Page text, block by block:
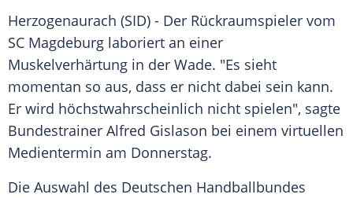
Herzogenaurach (SID) - Der Rückraumspieler vom
SC Magdeburg laboriert an einer
Muskelverhärtung in der Wade. "Es sieht
momentan so aus, dass er nicht dabei sein kann.
Er wird höchstwahrscheinlich nicht spielen", sagte
Bundestrainer Alfred Gislason bei einem virtuellen
Medientermin am Donnerstag.
Die Auswahl des Deutschen Handballbundes